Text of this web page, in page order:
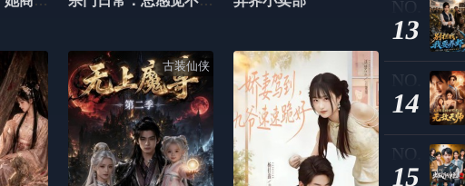
古装仙侠
13
14
15